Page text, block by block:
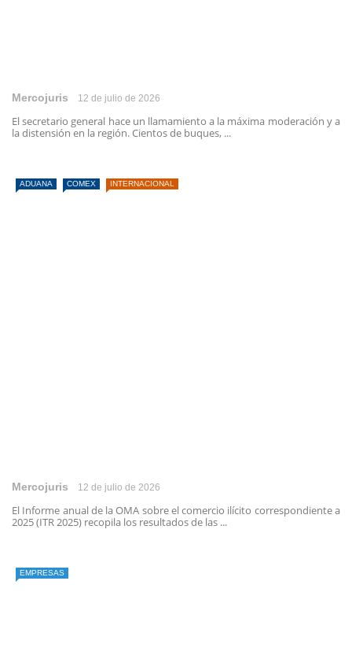
Mercojuris 12 de julio de 2026
El secretario general hace un llamamiento a la máxima moderación y a
la distensión en la región. Cientos de buques, ...
ADUANA COMEX INTERNACIONAL
Mercojuris 12 de julio de 2026
El Informe anual de la OMA sobre el comercio ilícito correspondiente a
2025 (ITR 2025) recopila los resultados de las ...
EMPRESAS